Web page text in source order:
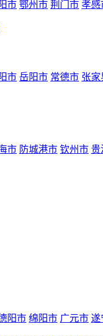
市 鄂州市 荆门市 孝感
市 岳阳市 常德市 张家
市 防城港市 钦州市 贵
阳市 绵阳市 广元市 遂